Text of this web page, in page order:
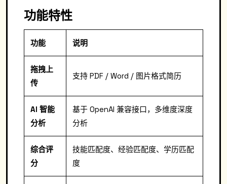
功能特性
功能 说明
拖拽上
传
支持 PDF / Word / 图片格式简历
AI 智能
分析
基于 OpenAI 兼容接口，多维度深度
分析
综合评
分
技能匹配度、经验匹配度、学历匹配
度